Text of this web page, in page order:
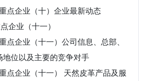
点企业（十）企业最新动态
企业（十一）
点企业（十一）公司信息、总部、
地位以及主要的竞争对手
点企业（十一） 天然皮革产品及服